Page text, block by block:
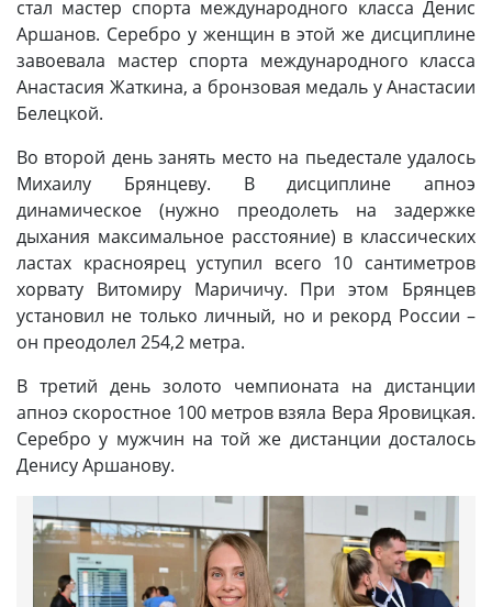
стал мастер спорта международного класса Денис
Аршанов. Серебро у женщин в этой же дисциплине
завоевала мастер спорта международного класса
Анастасия Жаткина, а бронзовая медаль у Анастасии
Белецкой.
Во второй день занять место на пьедестале удалось
Михаилу Брянцеву. В дисциплине апноэ
динамическое (нужно преодолеть на задержке
дыхания максимальное расстояние) в классических
ластах красноярец уступил всего 10 сантиметров
хорвату Витомиру Маричичу. При этом Брянцев
установил не только личный, но и рекорд России –
он преодолел 254,2 метра.
В третий день золото чемпионата на дистанции
апноэ скоростное 100 метров взяла Вера Яровицкая.
Серебро у мужчин на той же дистанции досталось
Денису Аршанову.